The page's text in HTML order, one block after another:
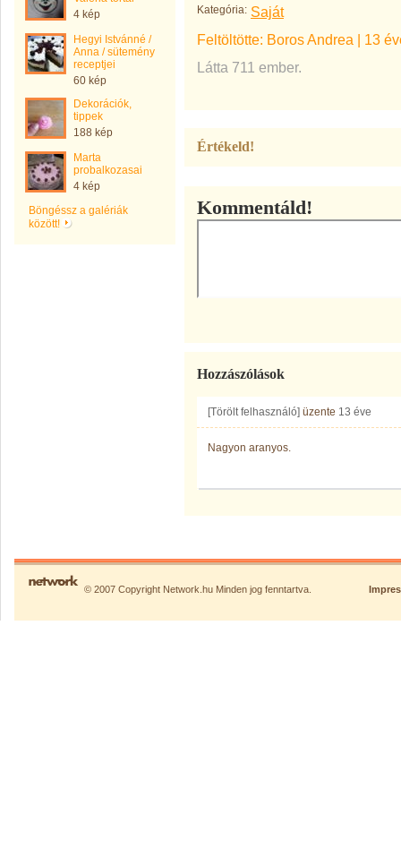
4 kép
Hegyi Istvánné /
Anna / sütemény
receptjei
60 kép
Dekorációk,
tippek
188 kép
Marta
probalkozasai
4 kép
Böngéssz a galériák
között!
Kategória: Saját
Feltöltötte: Boros Andrea | 13
Látta 711 ember.
Értékeld!
Kommentáld!
Hozzászólások
[Törölt felhasználó] üzente 13 éve
Nagyon aranyos.
© 2007 Copyright Network.hu Minden jog fenntartva.